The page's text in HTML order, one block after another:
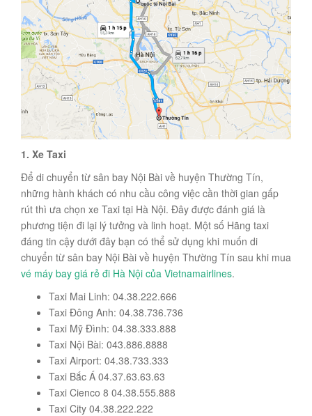
1. Xe Taxi
Để di chuyển từ sân bay Nội Bài về huyện Thường Tín,
những hành khách có nhu cầu công việc cần thời gian gấp
rút thì ưa chọn xe Taxi tại Hà Nội. Đây được đánh giá là
phương tiện đi lại lý tưởng và linh hoạt. Một số Hãng taxi
đáng tin cậy dưới đây bạn có thể sử dụng khi muốn di
chuyển từ sân bay Nội Bài về huyện Thường Tín sau khi mua
vé máy bay giá rẻ đi Hà Nội của Vietnamairlines.
Taxi Mai Linh: 04.38.222.666
Taxi Đông Anh: 04.38.736.736
Taxi Mỹ Đình: 04.38.333.888
Taxi Nội Bài: 043.886.8888
Taxi Airport: 04.38.733.333
Taxi Bắc Á 04.37.63.63.63
Taxi Cienco 8 04.38.555.888
Taxi City 04.38.222.222